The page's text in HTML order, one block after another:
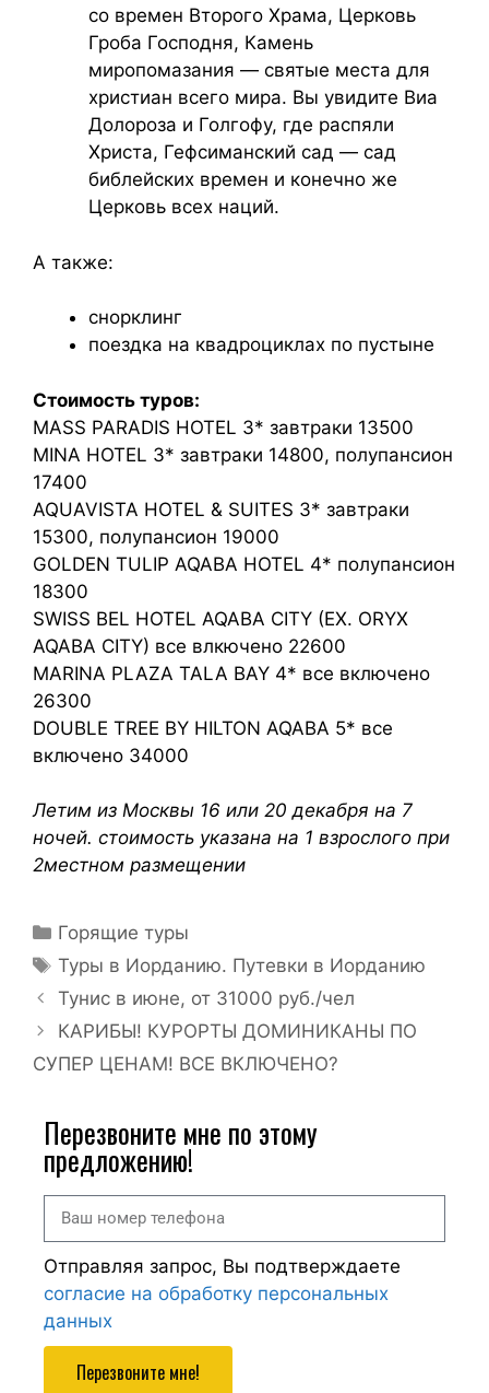
со времен Второго Храма, Церковь
Гроба Господня, Камень
миропомазания — святые места для
христиан всего мира. Вы увидите Виа
Долороза и Голгофу, где распяли
Христа, Гефсиманский сад — сад
библейских времен и конечно же
Церковь всех наций.
А также:
снорклинг
поездка на квадроциклах по пустыне
Стоимость туров:
MASS PARADIS HOTEL 3* завтраки 13500
MINA HOTEL 3* завтраки 14800, полупансион
17400
AQUAVISTA HOTEL & SUITES 3* завтраки
15300, полупансион 19000
GOLDEN TULIP AQABA HOTEL 4* полупансион
18300
SWISS BEL HOTEL AQABA CITY (EX. ORYX
AQABA CITY) все влкючено 22600
MARINA PLAZA TALA BAY 4* все включено
26300
DOUBLE TREE BY HILTON AQABA 5* все
включено 34000
Летим из Москвы 16 или 20 декабря на 7
ночей. стоимость указана на 1 взрослого при
2местном размещении
Горящие туры
Туры в Иорданию. Путевки в Иорданию
Тунис в июне, от 31000 руб./чел
КАРИБЫ! КУРОРТЫ ДОМИНИКАНЫ ПО
СУПЕР ЦЕНАМ! ВСЕ ВКЛЮЧЕНО?
Перезвоните мне по этому
предложению!
Отправляя запрос, Вы подтверждаете
согласие на обработку персональных
данных
Перезвоните мне!